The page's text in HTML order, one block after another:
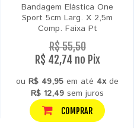
Bandagem Elástica One
Sport 5cm Larg. X 2,5m
Comp. Faixa Pt
R$ 55,50
R$ 42,74 no Pix
ou R$ 49,95 em até 4xde
R$ 12,49 sem juros
COMPRAR